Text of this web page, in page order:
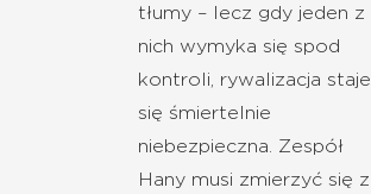
tłumy – lecz gdy jeden z
nich wymyka się spod
kontroli, rywalizacja staje
się śmiertelnie
niebezpieczna. Zespół
Hany musi zmierzyć się z